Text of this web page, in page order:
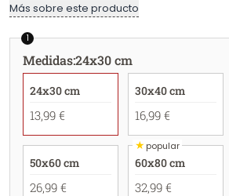
Más sobre este producto
1
Medidas:24x30 cm
24x30 cm
13,99 €
30x40 cm
16,99 €
50x60 cm
26,99 €
★popular
60x80 cm
32,99 €